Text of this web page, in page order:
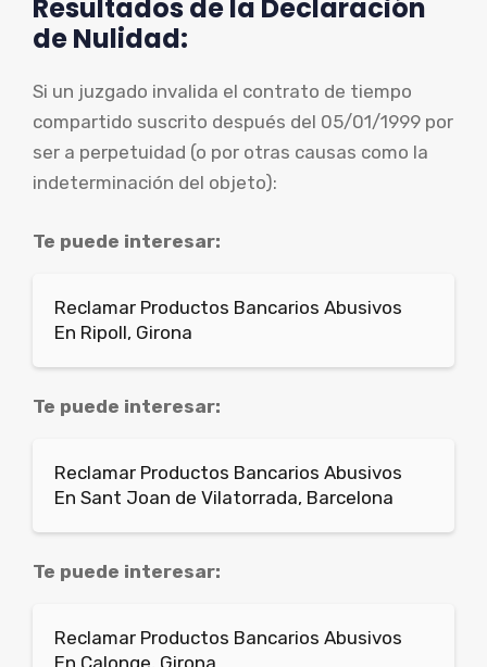
Resultados de la Declaración
de Nulidad:
Si un juzgado invalida el contrato de tiempo
compartido suscrito después del 05/01/1999 por
ser a perpetuidad (o por otras causas como la
indeterminación del objeto):
Te puede interesar:
Reclamar Productos Bancarios Abusivos
En Ripoll, Girona
Te puede interesar:
Reclamar Productos Bancarios Abusivos
En Sant Joan de Vilatorrada, Barcelona
Te puede interesar:
Reclamar Productos Bancarios Abusivos
En Calonge, Girona